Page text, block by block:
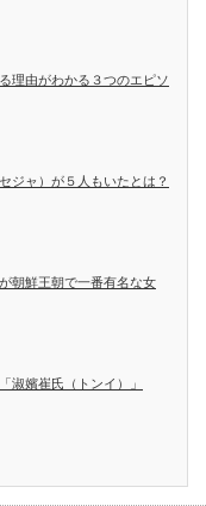
理由がわかる３つのエピソ
ジャ）が５人もいたとは？
朝鮮王朝で一番有名な女
淑嬪崔氏（トンイ）」